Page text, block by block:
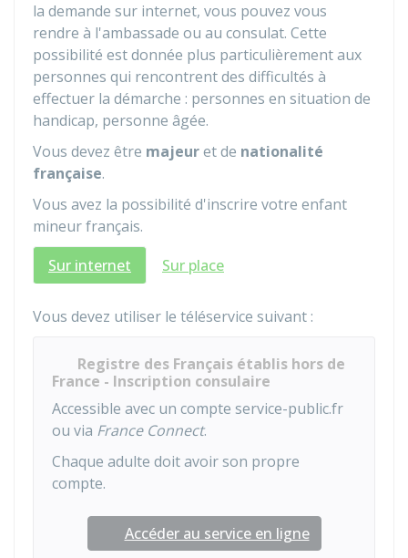
la demande sur internet, vous pouvez vous
rendre à l'ambassade ou au consulat. Cette
possibilité est donnée plus particulièrement aux
personnes qui rencontrent des difficultés à
effectuer la démarche : personnes en situation de
handicap, personne âgée.
Vous devez être majeuret de nationalité
française.
Vous avez la possibilité d'inscrire votre enfant
mineur français.
Sur internet
Sur place
Vous devez utiliser le téléservice suivant :
Registre des Français établis hors de
France - Inscription consulaire
Accessible avec un compte service-public.fr
ou via France Connect.
Chaque adulte doit avoir son propre
compte.
Accéder au service en ligne